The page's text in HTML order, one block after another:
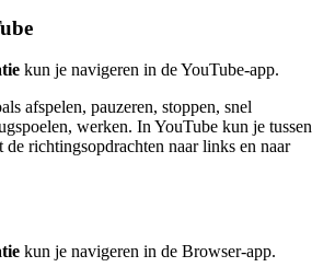
kun je navigeren in de YouTube-app.
afspelen, pauzeren, stoppen, snel
werken. In YouTube kun je tussen
de richtingsopdrachten naar links en naar
kun je navigeren in de Browser-app.